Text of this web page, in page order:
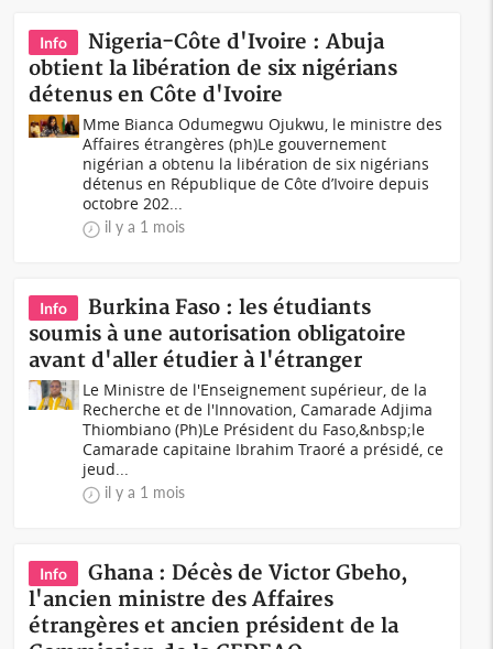
Info
Nigeria-Côte d'Ivoire : Abuja
obtient la libération de six nigérians
détenus en Côte d'Ivoire
Mme Bianca Odumegwu Ojukwu, le ministre des
Affaires étrangères (ph)Le gouvernement
nigérian a obtenu la libération de six nigérians
détenus en République de Côte d’Ivoire depuis
octobre 202...
il y a 1 mois
Info
Burkina Faso : les étudiants
soumis à une autorisation obligatoire
avant d'aller étudier à l'étranger
Le Ministre de l'Enseignement supérieur, de la
Recherche et de l'Innovation, Camarade Adjima
Thiombiano (Ph)Le Président du Faso,&nbsp;le
Camarade capitaine Ibrahim Traoré a présidé, ce
jeud...
il y a 1 mois
Info
Ghana : Décès de Victor Gbeho,
l'ancien ministre des Affaires
étrangères et ancien président de la